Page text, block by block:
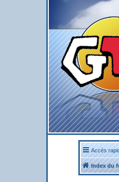
Accès
Index du